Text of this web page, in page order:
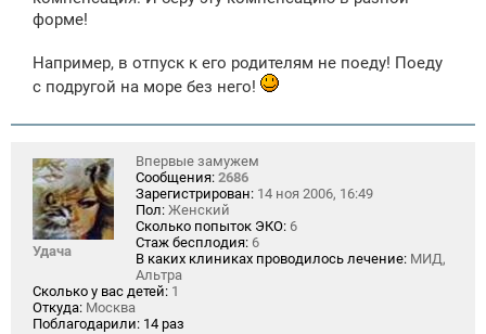
н
и
форме!
Например, в отпуск к его родителям не поеду! Поеду
с подругой на море без него!
Удача
Впервые замужем
Сообщения: 2686
Зарегистрирован: 14 ноя 2006, 16:49
Пол: Женский
Сколько попыток ЭКО: 6
Стаж бесплодия: 6
В каких клиниках проводилось лечение: МИД,
Альтра
Сколько у вас детей: 1
Откуда: Москва
Поблагодарили: 14 раз